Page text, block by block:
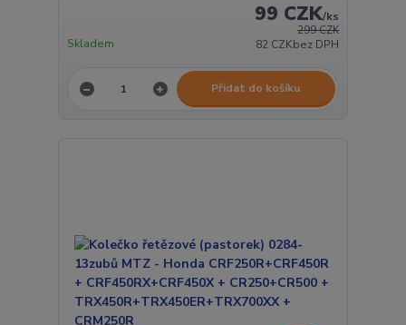
299 CZK
99 CZK/ks
82 CZKbez DPH
Skladem
Přidat do košíku